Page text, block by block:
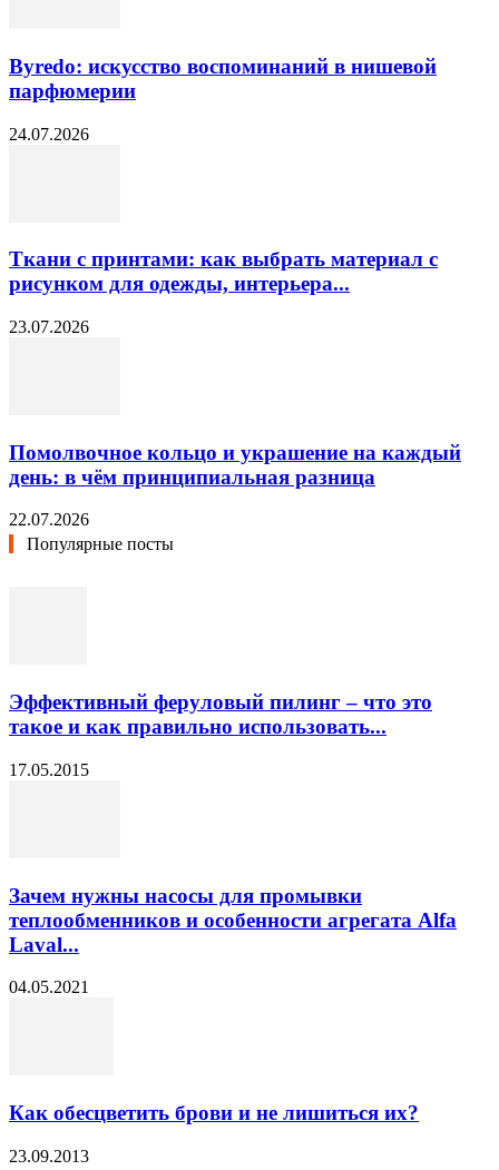
Byredo: искусство воспоминаний в нишевой
парфюмерии
24.07.2026
Ткани с принтами: как выбрать материал с
рисунком для одежды, интерьера...
23.07.2026
Помолвочное кольцо и украшение на каждый
день: в чём принципиальная разница
22.07.2026
Популярные посты
Эффективный феруловый пилинг – что это
такое и как правильно использовать...
17.05.2015
Зачем нужны насосы для промывки
теплообменников и особенности агрегата Alfa
Laval...
04.05.2021
Как обесцветить брови и не лишиться их?
23.09.2013